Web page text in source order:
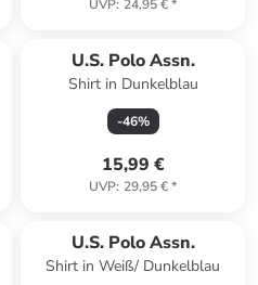
UVP: 24,95 €*
U.S. Polo Assn.
Shirt in Dunkelblau
-46%
15,99 €
UVP: 29,95 €*
U.S. Polo Assn.
Shirt in Weiß/ Dunkelblau